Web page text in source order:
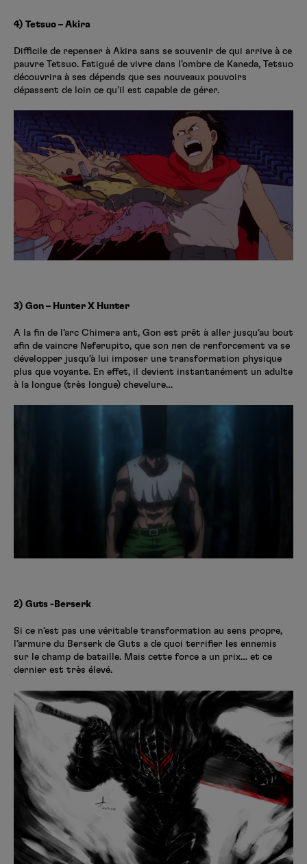
4) Tetsuo – Akira
Difficile de repenser à Akira sans se souvenir de qui arrive à ce
pauvre Tetsuo. Fatigué de vivre dans l’ombre de Kaneda, Tetsuo
découvrira à ses dépends que ses nouveaux pouvoirs
dépassent de loin ce qu’il est capable de gérer.
3) Gon – Hunter X Hunter
A la fin de l’arc Chimera ant, Gon est prêt à aller jusqu’au bout
afin de vaincre Neferupito, que son nen de renforcement va se
développer jusqu’à lui imposer une transformation physique
plus que voyante. En effet, il devient instantanément un adulte
à la longue (très longue) chevelure…
2) Guts -Berserk
Si ce n’est pas une véritable transformation au sens propre,
l’armure du Berserk de Guts a de quoi terrifier les ennemis
sur le champ de bataille. Mais cette force a un prix… et ce
dernier est très élevé.